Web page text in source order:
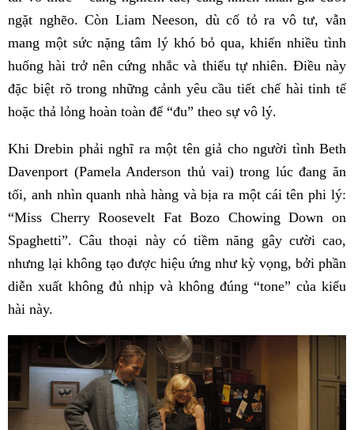
ngặt nghẽo. Còn Liam Neeson, dù cố tỏ ra vô tư, vẫn
mang một sức nặng tâm lý khó bỏ qua, khiến nhiều tình
huống hài trở nên cứng nhắc và thiếu tự nhiên. Điều này
đặc biệt rõ trong những cảnh yêu cầu tiết chế hài tinh tế
hoặc thả lỏng hoàn toàn để “đu” theo sự vô lý.
Khi Drebin phải nghĩ ra một tên giả cho người tình Beth
Davenport (Pamela Anderson thủ vai) trong lúc đang ăn
tối, anh nhìn quanh nhà hàng và bịa ra một cái tên phi lý:
“Miss Cherry Roosevelt Fat Bozo Chowing Down on
Spaghetti”. Câu thoại này có tiềm năng gây cười cao,
nhưng lại không tạo được hiệu ứng như kỳ vọng, bởi phần
diễn xuất không đủ nhịp và không đúng “tone” của kiểu
hài này.